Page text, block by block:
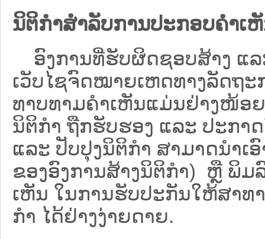
ນິຕິກຳສຳລັບການປະກອບຄຳເ
ອົງການທີ່ຮັບຜິດຊອບສ້າງ ແລ
ເວັບ​ໄຊຈົດໝາຍເຫດທາງລັດຖະ
ທາບທາມຄໍາເຫັນແມ່ນຢ່າງໜ້ອ
ນິຕິກໍາ ຖືກຮັບຮອງ ແລະ ປະກາ
ແລະ ປັບປຸງນິຕິກໍາ ສາມາດນຳເ
ຂອງອົງການສ້າງນິຕິກຳ) ຫຼື ພິມ
ເຫັນ ໃນການຮັບປະກັນໃຫ້ສາທ
ກຳ ໄດ້ຢ່າງງ່າຍດາຍ.